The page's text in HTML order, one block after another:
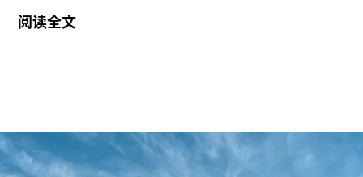
23岁的国家卫生服务工作者贾伊·哈莱（Jai Halai）
1901年的作品《母性》（Motherhood
）。这张照
片由巴勒斯坦摄影记者阿里·贾达拉（Ali
阅读全文